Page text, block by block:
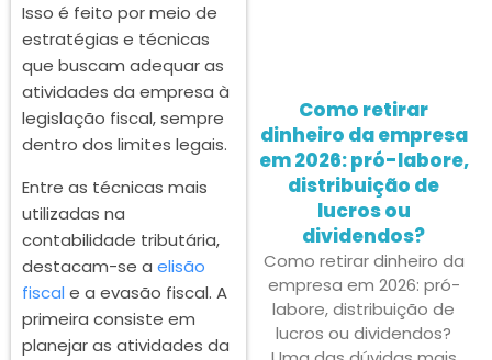
Isso é feito por meio de
estratégias e técnicas
que buscam adequar as
atividades da empresa à
legislação fiscal, sempre
dentro dos limites legais.
Entre as técnicas mais
utilizadas na
contabilidade tributária,
destacam-se a elisão
fiscal e a evasão fiscal. A
primeira consiste em
planejar as atividades da
Como retirar
dinheiro da empresa
em 2026: pró-labore,
distribuição de
lucros ou
dividendos?
Como retirar dinheiro da
empresa em 2026: pró-
labore, distribuição de
lucros ou dividendos?